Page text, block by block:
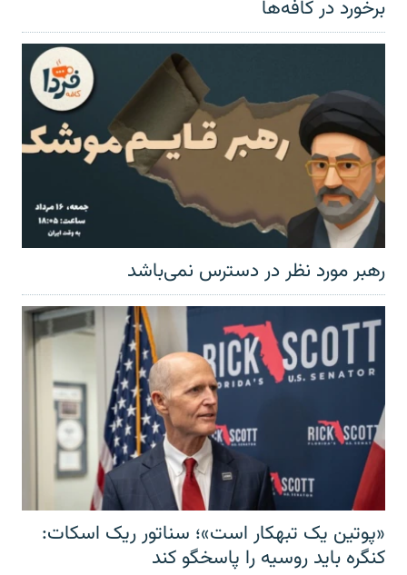
برخورد در کافه‌ها
رهبر مورد نظر در دسترس نمی‌باشد
«پوتین یک تبهکار است»؛ سناتور ریک اسکات:
کنگره باید روسیه را پاسخگو کند